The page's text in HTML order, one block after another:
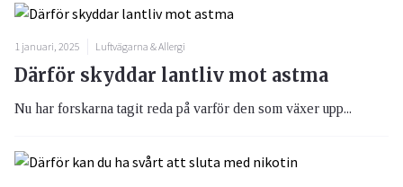
1 januari, 2025 Luftvägarna & Allergi
Därför skyddar lantliv mot astma
Nu har forskarna tagit reda på varför den som växer upp...